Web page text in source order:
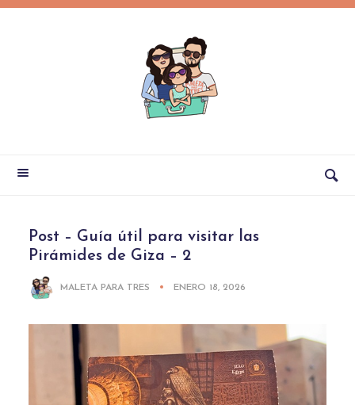
Post – Guía útil para visitar las
Pirámides de Giza – 2
MALETA PARA TRES ENERO 18, 2026